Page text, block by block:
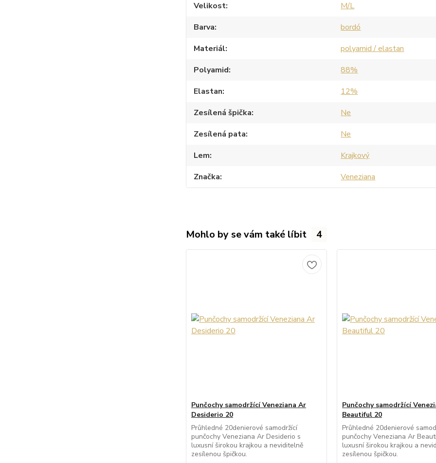
Velikost
M/L
Barva
bordó
Materiál
polyamid / elastan
Polyamid
88%
Elastan
12%
Zesílená špička
Ne
Zesílená pata
Ne
Lem
Krajkový
Značka
Veneziana
Mohlo by se vám také líbit 4
Punčochy samodržící Veneziana Ar
Desiderio 20
Průhledné 20denierové samodržící
punčochy Veneziana Ar Desiderio s
luxusní širokou krajkou a neviditelně
zesílenou špičkou.
Punčochy samodržící
Beautiful 20
Průhledné 20denierové
punčochy Veneziana Ar
luxusní širokou krajkou a
zesílenou špičkou.